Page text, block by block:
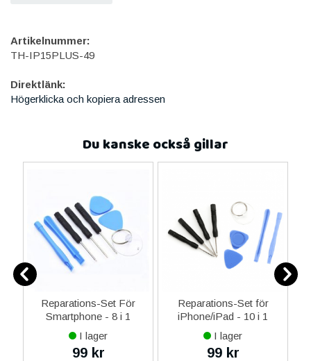
Artikelnummer:
TH-IP15PLUS-49
Direktlänk:
Högerklicka och kopiera adressen
Du kanske också gillar
Reparations-Set För
Smartphone - 8 i 1
I lager
99 kr
Reparations-Set för
iPhone/iPad - 10 i 1
I lager
99 kr